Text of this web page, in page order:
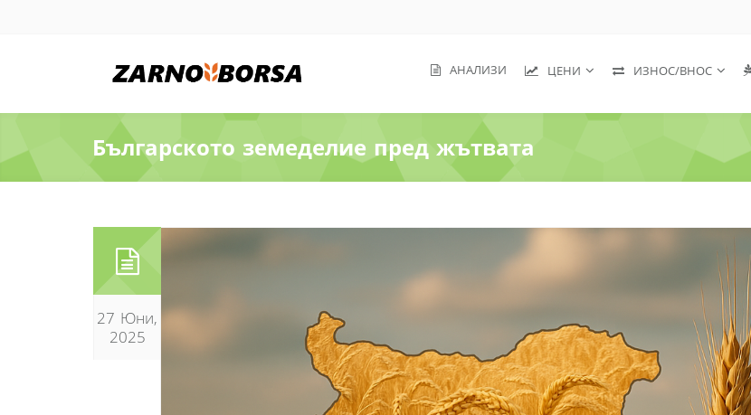
АНАЛИЗИ ЦЕНИ ИЗНОС/ВНОС
Българското земеделие пред жътвата
27 Юни,
2025